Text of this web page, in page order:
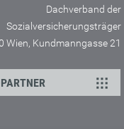
Dachverband der
Sozialversicherungsträger
Wien, Kundmanngasse 21